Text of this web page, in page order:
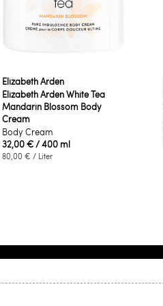
Elizabeth Arden
Elizabeth Arden White Tea
Mandarin Blossom Body
Cream
Body Cream
32,00 €/ 400 ml
80,00 € / Liter